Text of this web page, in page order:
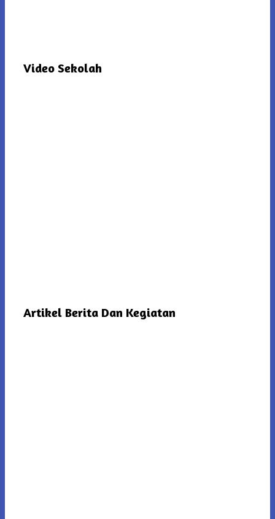
Video Sekolah
Artikel Berita Dan Kegiatan